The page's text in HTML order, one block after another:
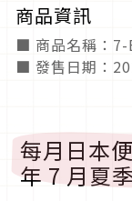
商品資訊
■ 商品名稱：7-
■ 發售日期：
每月日本
年 7 月夏